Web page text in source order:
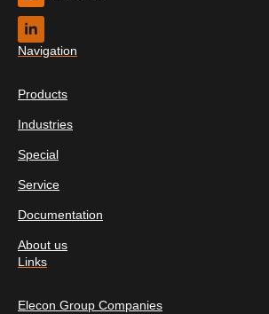
Navigation
Products
Industries
Special
Service
Documentation
About us
Links
Elecon Group Companies